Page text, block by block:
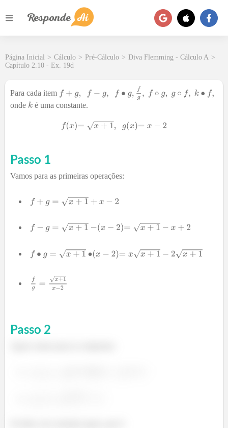
Página Inicial > Cálculo > Pré-Cálculo > Diva Flemming - Cálculo A >
Capítulo 2.10 - Ex. 19d
Para cada item
onde
é uma constante.
Passo 1
Vamos para as primeiras operações:
Passo 2